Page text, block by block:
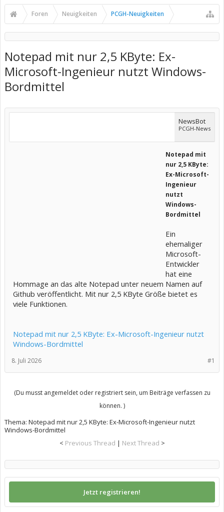
Foren Neuigkeiten PCGH-Neuigkeiten
Notepad mit nur 2,5 KByte: Ex-
Microsoft-Ingenieur nutzt Windows-
Bordmittel
NewsBot
PCGH-News
Notepad mit
nur 2,5 KByte:
Ex-Microsoft-
Ingenieur
nutzt
Windows-
Bordmittel
Ein
ehemaliger
Microsoft-
Entwickler
hat eine
Hommage an das alte Notepad unter neuem Namen auf
Github veröffentlicht. Mit nur 2,5 KByte Größe bietet es
viele Funktionen.
Notepad mit nur 2,5 KByte: Ex-Microsoft-Ingenieur nutzt
Windows-Bordmittel
#1
8. Juli 2026
(Du musst angemeldet oder registriert sein, um Beiträge verfassen zu
können. )
Thema: Notepad mit nur 2,5 KByte: Ex-Microsoft-Ingenieur nutzt
Windows-Bordmittel
< Previous Thread | Next Thread >
Jetzt registrieren!